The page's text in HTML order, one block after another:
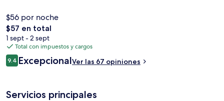
$56 por noche
El
precio
total
es
de
$57 en total
1 sept - 2 sept
Total con impuestos y cargos
Opiniones
9.49.4 de 10,
ExcepcionalVer las 67 opiniones
Servicios principales